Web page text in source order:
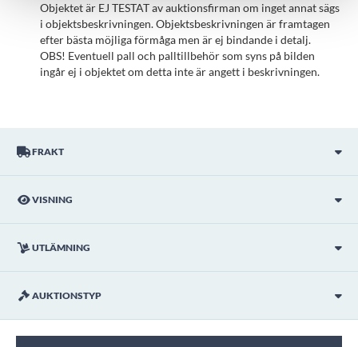
FRAKT
VISNING
UTLÄMNING
AUKTIONSTYP
Objektet är EJ TESTAT av auktionsfirman om inget annat sägs
i objektsbeskrivningen. Objektsbeskrivningen är framtagen
efter bästa möjliga förmåga men är ej bindande i detalj.
OBS! Eventuell pall och palltillbehör som syns på bilden
ingår ej i objektet om detta inte är angett i beskrivningen.